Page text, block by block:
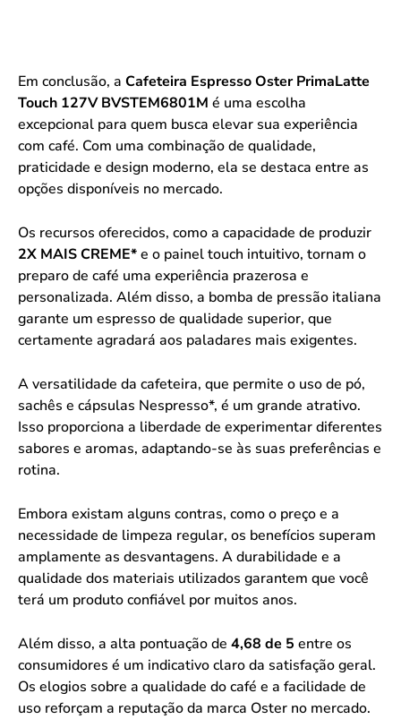
Em conclusão, a Cafeteira Espresso Oster PrimaLatte
Touch 127V BVSTEM6801M é uma escolha
excepcional para quem busca elevar sua experiência
com café. Com uma combinação de qualidade,
praticidade e design moderno, ela se destaca entre as
opções disponíveis no mercado.
Os recursos oferecidos, como a capacidade de produzir
2X MAIS CREME*e o painel touch intuitivo, tornam o
preparo de café uma experiência prazerosa e
personalizada. Além disso, a bomba de pressão italiana
garante um espresso de qualidade superior, que
certamente agradará aos paladares mais exigentes.
A versatilidade da cafeteira, que permite o uso de pó,
sachês e cápsulas Nespresso*, é um grande atrativo.
Isso proporciona a liberdade de experimentar diferentes
sabores e aromas, adaptando-se às suas preferências e
rotina.
Embora existam alguns contras, como o preço e a
necessidade de limpeza regular, os benefícios superam
amplamente as desvantagens. A durabilidade e a
qualidade dos materiais utilizados garantem que você
terá um produto confiável por muitos anos.
Além disso, a alta pontuação de 4,68 de 5 entre os
consumidores é um indicativo claro da satisfação geral.
Os elogios sobre a qualidade do café e a facilidade de
uso reforçam a reputação da marca Oster no mercado.